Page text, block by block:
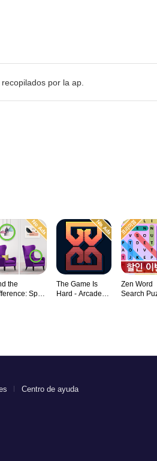
por la ap.
the
Spot
The Game Is
Hard - Arcade
Zen Word
Search
Centro de ayuda